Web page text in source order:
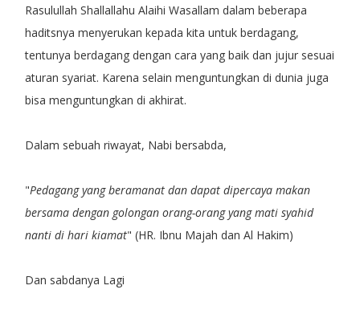
Rasulullah Shallallahu Alaihi Wasallam dalam beberapa
haditsnya menyerukan kepada kita untuk berdagang,
tentunya berdagang dengan cara yang baik dan jujur sesuai
aturan syariat. Karena selain menguntungkan di dunia juga
bisa menguntungkan di akhirat.
Dalam sebuah riwayat, Nabi bersabda,
"Pedagang yang beramanat dan dapat dipercaya makan
bersama dengan golongan orang-orang yang mati syahid
nanti di hari kiamat" (HR. Ibnu Majah dan Al Hakim)
Dan sabdanya Lagi